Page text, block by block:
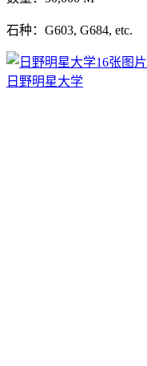
石种：G603, G684, etc.
16张图片
日野明星大学